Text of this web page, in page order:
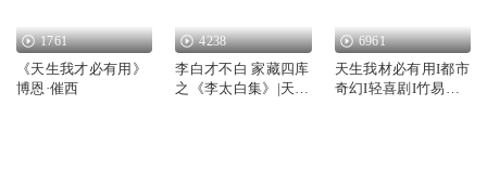
1761
《天生我才必有用》
博恩·催西
4238
李白才不白 家藏四库
之《李太白集》|天生
6961
天生我材必有用I都市
奇幻I轻喜剧I竹易授